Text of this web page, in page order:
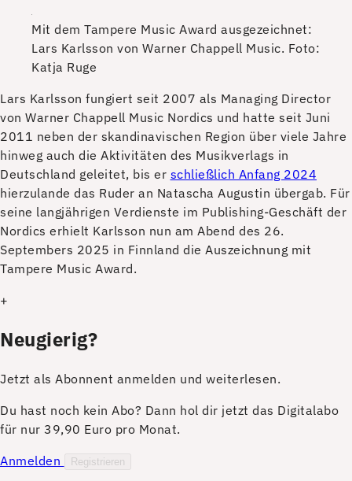
Mit dem Tampere Music Award ausgezeichnet:
Lars Karlsson von Warner Chappell Music. Foto:
Katja Ruge
Lars Karlsson fungiert seit 2007 als Managing Director
von Warner Chappell Music Nordics und hatte seit Juni
2011 neben der skandinavischen Region über viele Jahre
hinweg auch die Aktivitäten des Musikverlags in
Deutschland geleitet, bis er schließlich Anfang 2024
hierzulande das Ruder an Natascha Augustin übergab. Für
seine langjährigen Verdienste im Publishing-Geschäft der
Nordics erhielt Karlsson nun am Abend des 26.
Septembers 2025 in Finnland die Auszeichnung mit
Tampere Music Award.
+
Neugierig?
Jetzt als Abonnent anmelden und weiterlesen.
Du hast noch kein Abo? Dann hol dir jetzt das Digitalabo
für nur 39,90 Euro pro Monat.
Anmelden
Registrieren